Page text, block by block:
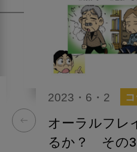
2023・6・2
オーラルフレ
るか？ その